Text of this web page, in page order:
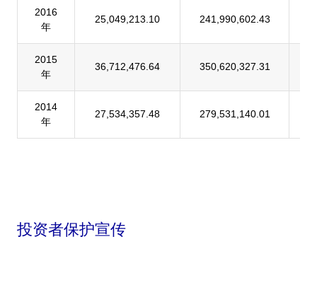
2016
年
25,049,213.10 241,990,602.43
2015
年
36,712,476.64 350,620,327.31
2014
年
27,534,357.48 279,531,140.01
投资者保护宣传